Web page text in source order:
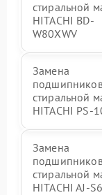
стиральной
HITACHI BD-
W80XWV
Замена
стиральной
HITACHI PS-
Замена
стиральной
HITACHI AJ-